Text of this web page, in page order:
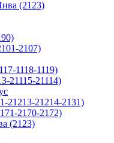
(2123)
2107)
1118-1119)
21115-21114)
21213-21214-2131)
2170-2172)
(2123)